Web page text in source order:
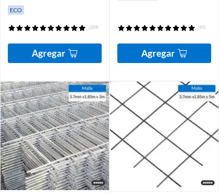
ECO
(289)
Agregar
(65)
Agregar